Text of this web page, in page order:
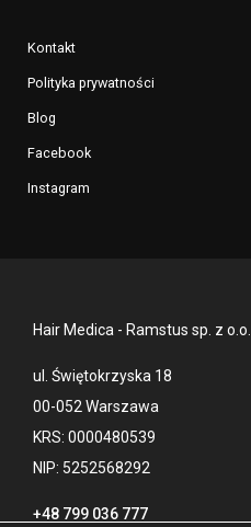
Kontakt
Polityka prywatności
Blog
Facebook
Instagram
Hair Medica - Ramstus sp. z o.o.
ul. Świętokrzyska 18
00-052 Warszawa
KRS: 0000480539
NIP: 5252568292
+48 799 036 777